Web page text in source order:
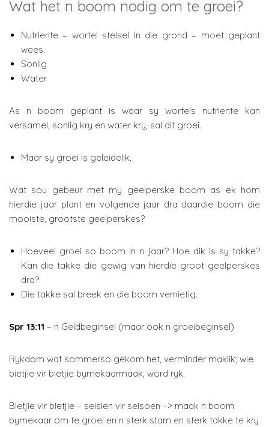
Wat het n boom nodig om te groei?
Nutriente – wortel stelsel in die grond – moet geplant
wees.
Sonlig
Water
As n boom geplant is waar sy wortels nutriente kan
versamel, sonlig kry en water kry, sal dit groei.
Maar sy groei is geleidelik.
Wat sou gebeur met my geelperske boom as ek hom
hierdie jaar plant en volgende jaar dra daardie boom die
mooiste, grootste geelperskes?
Hoeveel groei so boom in n jaar? Hoe dik is sy takke?
Kan die takke die gewig van hierdie groot geelperskes
dra?
Die takke sal breek en die boom vernietig.
Spr 13:11 – n Geldbeginsel (maar ook n groeibeginsel)
Rykdom wat sommerso gekom het, verminder maklik; wie
bietjie vir bietjie bymekaarmaak, word ryk.
Bietjie vir bietjie – seisien vir seisoen –> maak n boom
bymekaar om te groei en n sterk stam en sterk takke te kry